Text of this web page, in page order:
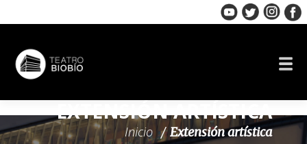
to
EXTENSIÓN ARTÍSTICA
Inicio Extensión artística